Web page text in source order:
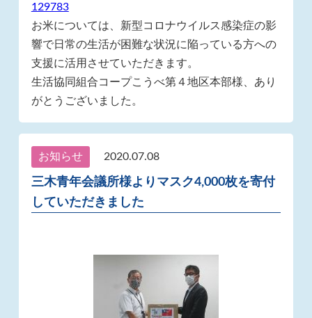
129783
お米については、新型コロナウイルス感染症の影
響で日常の生活が困難な状況に陥っている方への
支援に活用させていただきます。
生活協同組合コープこうべ第４地区本部様、あり
がとうございました。
お知らせ 2020.07.08
三木青年会議所様よりマスク4,000枚を寄付
していただきました